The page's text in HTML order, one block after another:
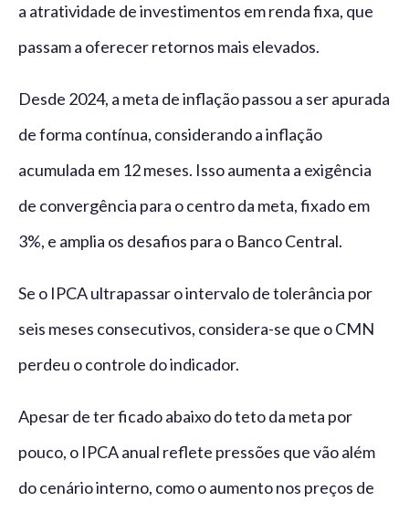
a atratividade de investimentos em renda fixa, que
passam a oferecer retornos mais elevados.
Desde 2024, a meta de inflação passou a ser apurada
de forma contínua, considerando a inflação
acumulada em 12 meses. Isso aumenta a exigência
de convergência para o centro da meta, fixado em
3%, e amplia os desafios para o Banco Central.
Se o IPCA ultrapassar o intervalo de tolerância por
seis meses consecutivos, considera-se que o CMN
perdeu o controle do indicador.
Apesar de ter ficado abaixo do teto da meta por
pouco, o IPCA anual reflete pressões que vão além
do cenário interno, como o aumento nos preços de